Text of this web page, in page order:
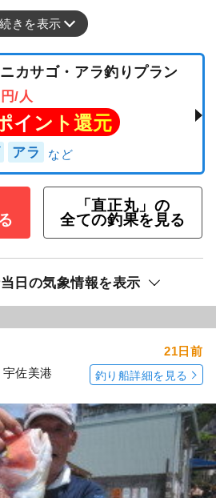
続きを表示
カサゴ・アラ釣りプラン
円/人
イント還元
アラ
「直正丸」の
全ての釣果を見る
日の気象情報を表示
佐美港
21日前
釣り船詳細を見る